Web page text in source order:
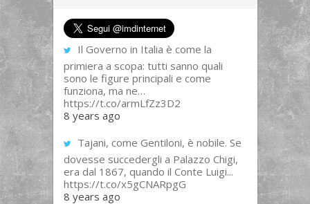
Il Governo in Italia è come la
primiera a scopa: tutti sanno quali
sono le figure principali e come
funziona, ma ne…
https://t.co/armLfZz3D2
8 years ago
Tajani, come Gentiloni, è nobile. Se
dovesse succedergli a Palazzo Chigi,
era dal 1867, quando il Conte Luigi...
https://t.co/x5gCNARpgG
8 years ago